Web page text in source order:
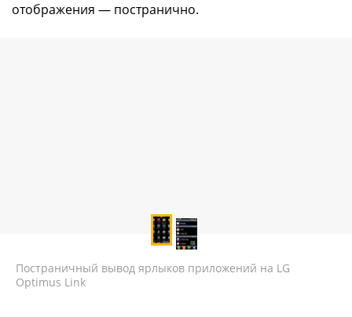
отображения — постранично.
Постраничный вывод ярлыков приложений на LG
Optimus Link